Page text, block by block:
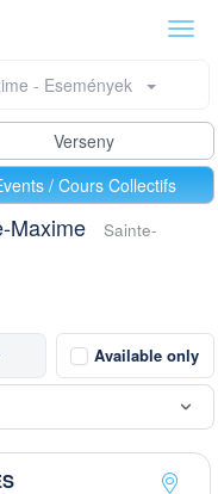
- Események
Verseny
/ Cours Collectifs
Maxime
Sainte-
Available only